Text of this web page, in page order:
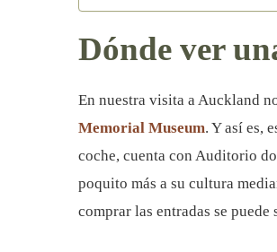
Dónde ver
En nuestra visita a Auckland
Memorial Museum. Y así es,
coche, cuenta con Auditorio
poquito más a su cultura
comprar las entradas se